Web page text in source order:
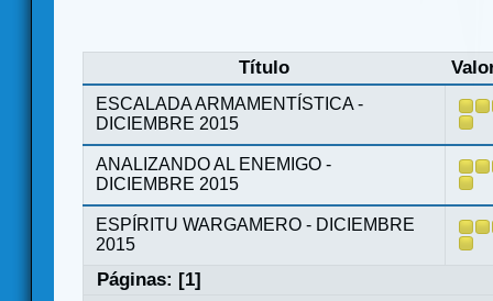
Título
ESCALADA ARMAMENTÍSTICA -
DICIEMBRE 2015
ANALIZANDO AL ENEMIGO -
DICIEMBRE 2015
ESPÍRITU WARGAMERO - DICIEMBRE
2015
Páginas: [1]